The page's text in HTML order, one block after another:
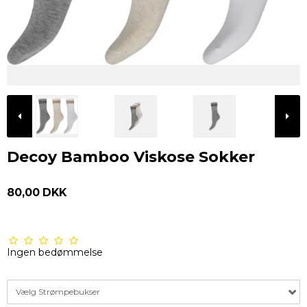
Decoy Bamboo Viskose Sokker
80,00 DKK
Ingen bedømmelse
Vælg Strømpebukser